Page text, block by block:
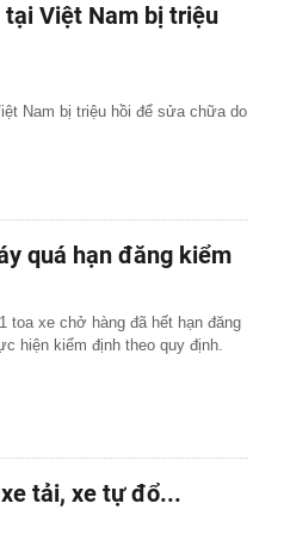
tại Việt Nam bị triệu
Nam bị triệu hồi để sửa chữa do
quá hạn đăng kiểm
toa xe chở hàng đã hết hạn đăng
hiện kiểm định theo quy định.
tải, xe tự đổ...